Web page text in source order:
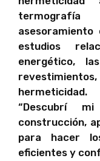
estudios
energético,
hermeticidad.
“Descubrí
construcción,
para hacer
eficientes y